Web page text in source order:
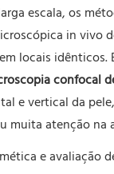
escala, os
in vivo
locais idênticos.
confocal
e vertical da
muita atenção na